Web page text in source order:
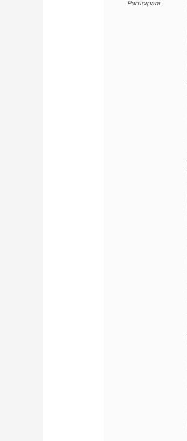
Participant